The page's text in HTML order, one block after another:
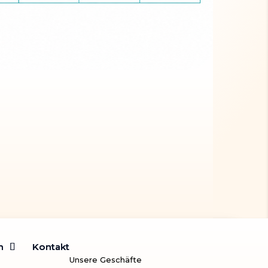
Kontakt
Kontakt
Unsere Geschäfte